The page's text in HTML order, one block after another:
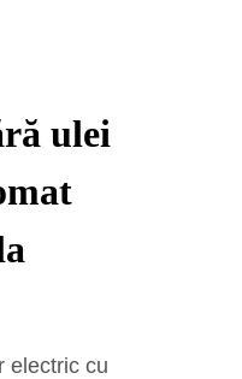
ulei
electric cu